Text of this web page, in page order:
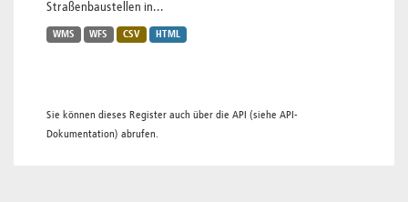
Straßenbaustellen in...
WMS WFS CSV HTML
Sie können dieses Register auch über die API (siehe API-
Dokumentation) abrufen.